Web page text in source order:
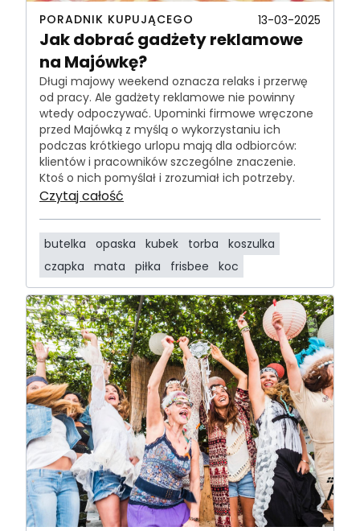
PORADNIK KUPUJĄCEGO 13-03-2025
Jak dobrać gadżety reklamowe
na Majówkę?
Długi majowy weekend oznacza relaks i przerwę
od pracy. Ale gadżety reklamowe nie powinny
wtedy odpoczywać. Upominki firmowe wręczone
przed Majówką z myślą o wykorzystaniu ich
podczas krótkiego urlopu mają dla odbiorców:
klientów i pracowników szczególne znaczenie.
Ktoś o nich pomyślał i zrozumiał ich potrzeby.
Czytaj całość
butelka opaska kubek torba
koszulka
czapka
mata piłka frisbee koc